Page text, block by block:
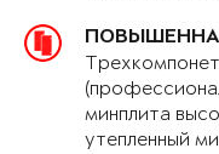
минплита
утепленный